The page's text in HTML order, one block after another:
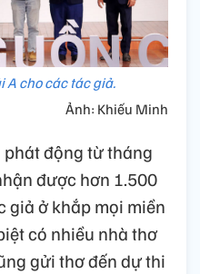
A cho các tác giả.
Ảnh: Khiếu Minh
động từ tháng
được hơn 1.500
giả ở khắp mọi miền
có nhiều nhà thơ
gửi thơ đến dự thi